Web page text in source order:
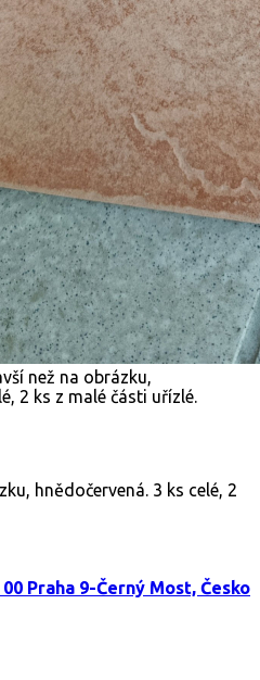
hnědočervená. 3 ks celé, 2
Praha 9-Černý Most, Česko